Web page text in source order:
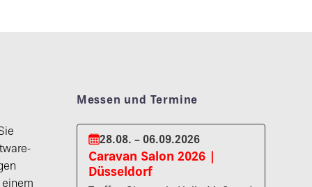
Messen und Termine
28.08. – 06.09.2026
Caravan Salon 2026 |
Düsseldorf